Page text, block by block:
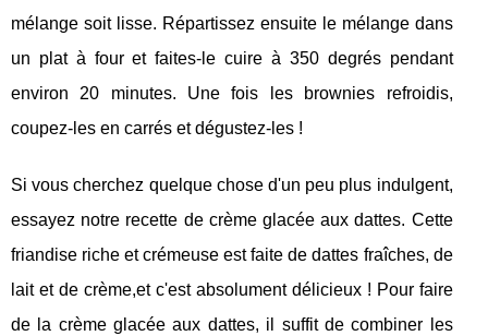
mélange soit lisse. Répartissez ensuite le mélange dans
un plat à four et faites-le cuire à 350 degrés pendant
environ 20 minutes. Une fois les brownies refroidis,
coupez-les en carrés et dégustez-les !
Si vous cherchez quelque chose d'un peu plus indulgent,
essayez notre recette de crème glacée aux dattes. Cette
friandise riche et crémeuse est faite de dattes fraîches, de
lait et de crème,et c'est absolument délicieux ! Pour faire
de la crème glacée aux dattes, il suffit de combiner les